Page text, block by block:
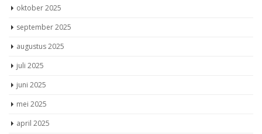
oktober 2025
september 2025
augustus 2025
juli 2025
juni 2025
mei 2025
april 2025